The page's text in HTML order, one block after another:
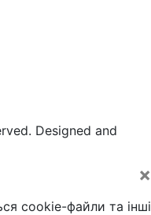
Designed and
×
cookie-файли та інші